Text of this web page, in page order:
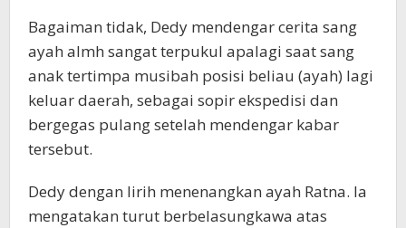
Bagaiman tidak, Dedy mendengar cerita sang
ayah almh sangat terpukul apalagi saat sang
anak tertimpa musibah posisi beliau (ayah) lagi
keluar daerah, sebagai sopir ekspedisi dan
bergegas pulang setelah mendengar kabar
tersebut.
Dedy dengan lirih menenangkan ayah Ratna. Ia
mengatakan turut berbelasungkawa atas